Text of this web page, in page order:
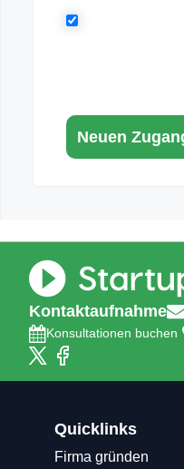
Kontaktaufnahme
Konsultationen buchen
Quicklinks
Firma gründen